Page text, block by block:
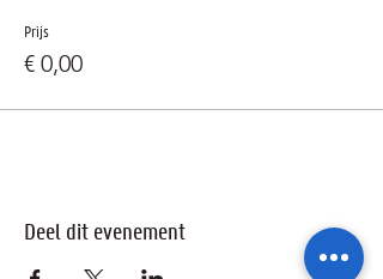
Prijs
€ 0,00
Deel dit evenement